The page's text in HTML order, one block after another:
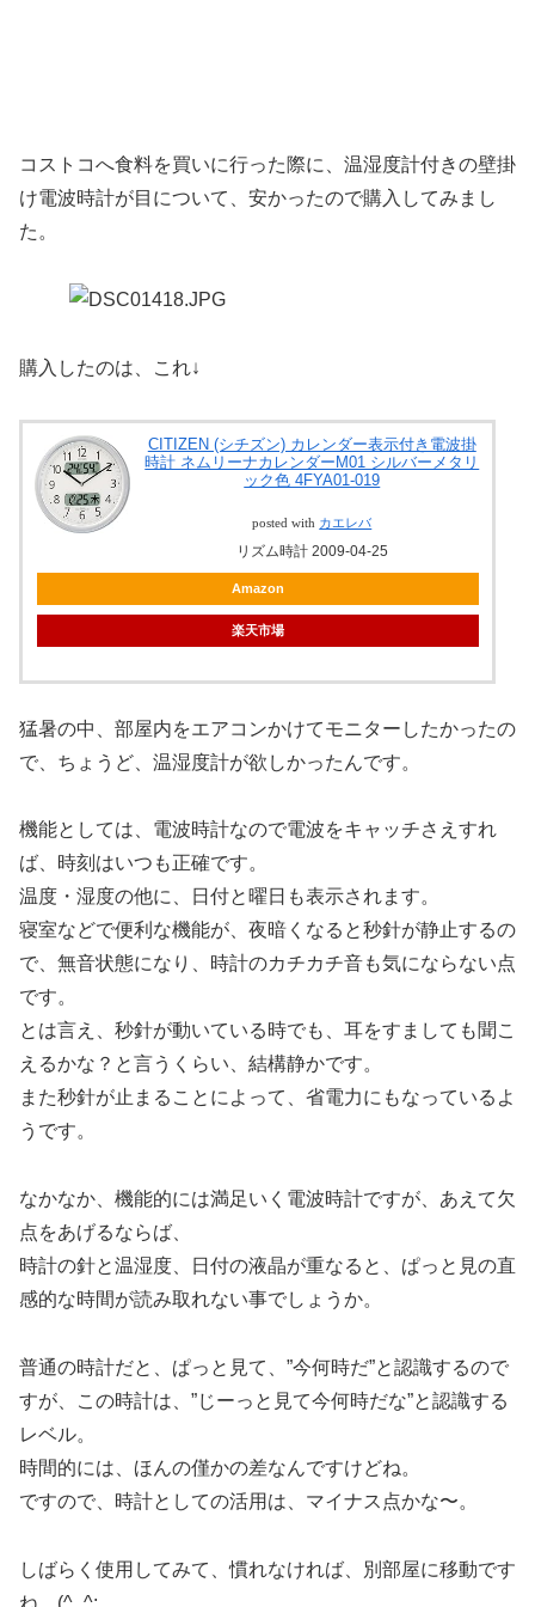
コストコへ食料を買いに行った際に、温湿度計付きの壁掛
け電波時計が目について、安かったので購入してみまし
た。
購入したのは、これ↓
CITIZEN (シチズン) カレンダー表示付き電波掛
時計 ネムリーナカレンダーM01 シルバーメタリ
ック色 4FYA01-019
posted with カエレバ
リズム時計 2009-04-25
Amazon
楽天市場
猛暑の中、部屋内をエアコンかけてモニターしたかったの
で、ちょうど、温湿度計が欲しかったんです。
機能としては、電波時計なので電波をキャッチさえすれ
ば、時刻はいつも正確です。
温度・湿度の他に、日付と曜日も表示されます。
寝室などで便利な機能が、夜暗くなると秒針が静止するの
で、無音状態になり、時計のカチカチ音も気にならない点
です。
とは言え、秒針が動いている時でも、耳をすましても聞こ
えるかな？と言うくらい、結構静かです。
また秒針が止まることによって、省電力にもなっているよ
うです。
なかなか、機能的には満足いく電波時計ですが、あえて欠
点をあげるならば、
時計の針と温湿度、日付の液晶が重なると、ぱっと見の直
感的な時間が読み取れない事でしょうか。
普通の時計だと、ぱっと見て、”今何時だ”と認識するので
すが、この時計は、”じーっと見て今何時だな”と認識する
レベル。
時間的には、ほんの僅かの差なんですけどね。
ですので、時計としての活用は、マイナス点かな〜。
しばらく使用してみて、慣れなければ、別部屋に移動です
ね。(^_^;